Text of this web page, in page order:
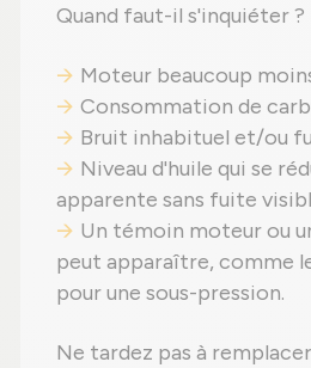
Quand faut-il s'inquiéter ?
Moteur beaucoup
Consommation de
Bruit inhabituel et/ou
Niveau d'huile qui se
apparente sans fuite
Un témoin moteur ou
peut apparaître, comme
pour une sous-pression.
Ne tardez pas à